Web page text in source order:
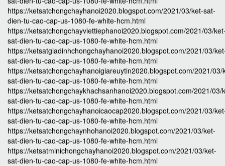
https://ketsatchongchayhanoi2020.blogspot.com/2021/03/ket-sat-
dien-tu-cao-cap-us-1080-fe-white-hcm.html
https://ketsatchongchayviettiephanoi2020.blogspot.com/2021/03/
sat-dien-tu-cao-cap-us-1080-fe-white-hcm.html
https://ketsatgiadinhchongchayhanoi2020.blogspot.com/2021/03/
sat-dien-tu-cao-cap-us-1080-fe-white-hcm.html
https://ketsatchongchayhanoigiareuytin2020.blogspot.com/2021/03/
sat-dien-tu-cao-cap-us-1080-fe-white-hcm.html
https://ketsatchongchaykhachsanhanoi2020.blogspot.com/2021/03/
sat-dien-tu-cao-cap-us-1080-fe-white-hcm.html
https://ketsatchongchayhanoicaocap2020.blogspot.com/2021/03/
sat-dien-tu-cao-cap-us-1080-fe-white-hcm.html
https://ketsatchongchaynhohanoi2020.blogspot.com/2021/03/ket-
sat-dien-tu-cao-cap-us-1080-fe-white-hcm.html
https://ketsatminichongchayhanoi2020.blogspot.com/2021/03/ket-
sat-dien-tu-cao-cap-us-1080-fe-white-hcm.html